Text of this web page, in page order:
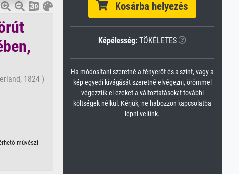
1824 )
művészi
Kosárba helyezés
Képélesség: TÖKÉLETES
Ha módosítani szeretné a fényerőt és a színt, vagy a
kép egyedi kivágását szeretné elvégezni, örömmel
végezzük el ezeket a változtatásokat további
költségek nélkül. Kérjük, ne habozzon kapcsolatba
lépni velünk.